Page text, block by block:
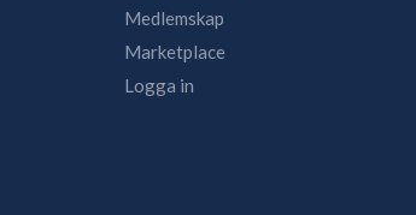
Medlemskap
Marketplace
Logga in